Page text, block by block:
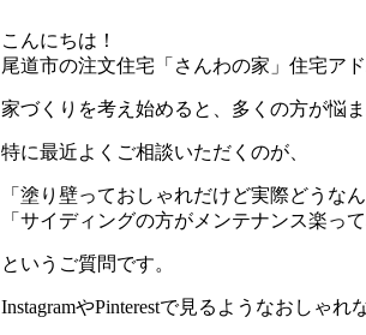
こんにちは！
尾道市の注文住宅「さんわの家」住宅ア
家づくりを考え始めると、多くの方が悩
特に最近よくご相談いただくのが、
「塗り壁っておしゃれだけど実際どうなん
「サイディングの方がメンテナンス楽って
というご質問です。
InstagramやPinterestで見るようなおしゃれ